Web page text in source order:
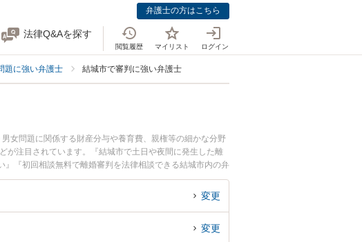
弁護士の方はこちら
法律Q&Aを探す
閲覧履歴 マイリスト ログイン
題に強い弁護士 結城市で審判に強い弁護士
女問題に関係する財産分与や養育費、親権等の細かな分野
が注目されています。『結城市で土日や夜間に発生した離
『初回相談無料で離婚審判を法律相談できる結城市内の弁
変更
変更